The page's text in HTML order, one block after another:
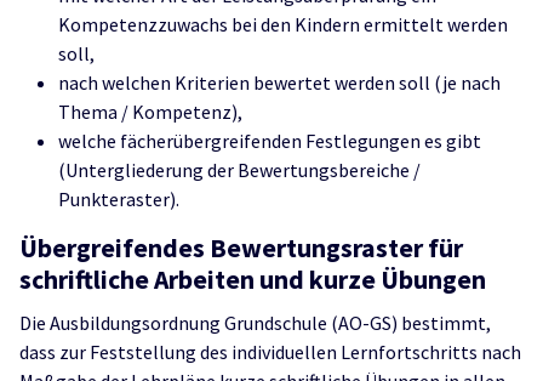
Kompetenzzuwachs bei den Kindern ermittelt werden
soll,
nach welchen Kriterien bewertet werden soll (je nach
Thema / Kompetenz),
welche fächerübergreifenden Festlegungen es gibt
(Untergliederung der Bewertungsbereiche /
Punkteraster).
Übergreifendes Bewertungsraster für
schriftliche Arbeiten und kurze Übungen
Die Ausbildungsordnung Grundschule (AO-GS) bestimmt,
dass zur Feststellung des individuellen Lernfortschritts nach